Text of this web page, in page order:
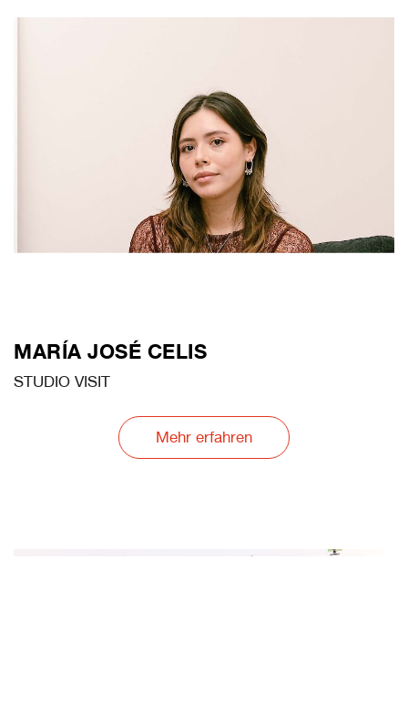
MARÍA JOSÉ CELIS
STUDIO VISIT
Mehr erfahren